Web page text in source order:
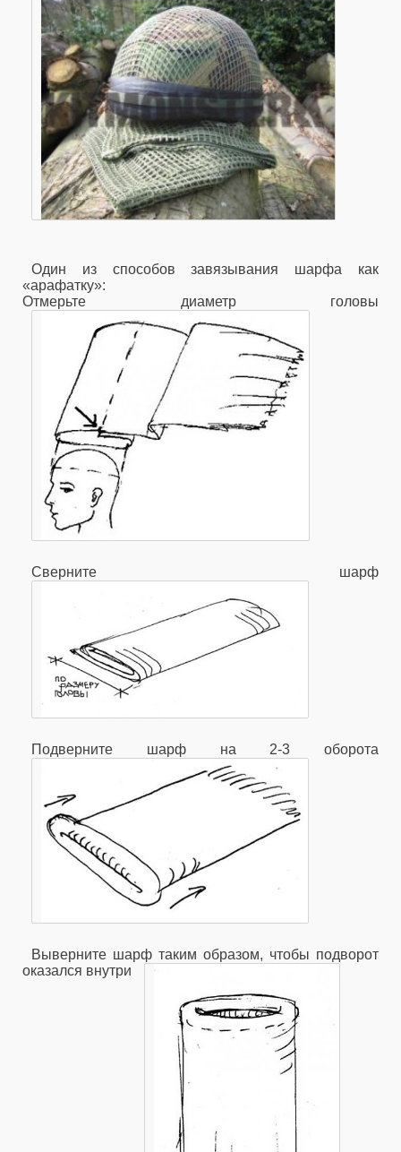
Один из способов завязывания шарфа как
«арафатку»:
Отмерьте диаметр головы
Сверните шарф
Подверните шарф на 2-3 оборота
Выверните шарф таким образом, чтобы подворот
оказался внутри